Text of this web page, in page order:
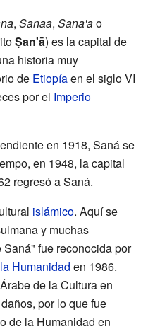
, Sanaa, Sana'ao
Ṣan'ā) es la capital de
historia muy
de Etiopíaen el siglo VI
por el Imperio
en 1918, Saná se
en 1948, la capital
regresó a Saná.
islámico. Aquí se
y muchas
fue reconocida por
Humanidad en 1986.
de la Cultura en
por lo que fue
de la Humanidad en